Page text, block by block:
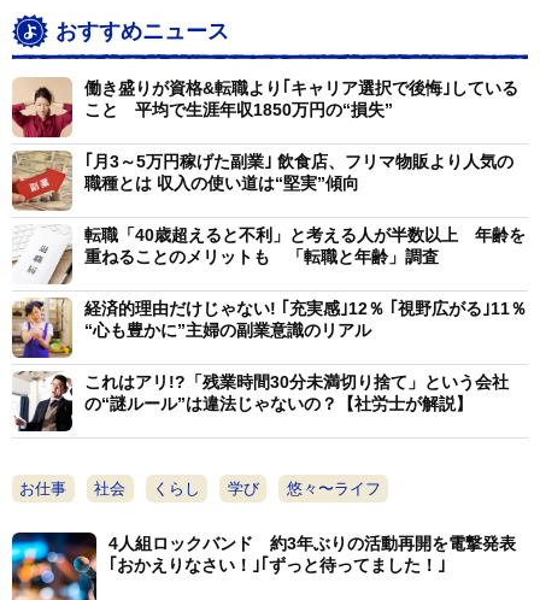
った際に「中々仕事が見つからない」と相談したら、彼
た。
家政婦という仕事は、単に家事を代行するだけではな
く、依頼主の生活の質や安心感を支える責任ある立場で
す。50年近い付き合いになる彼女だからこそ、「この人
なら信用できる」と太鼓判を押して紹介してくれたのだ
と思います。
ー具体的な仕事内容を教えてください
個人宅を兼ねた歯科医院が私の職場です。普段から本業
るよう、身の回りのお世話やさまざまな雑用をこなすの
自宅の掃除、洗濯、買い物といった日常の家事はもちろ
おすすめニュース
働き盛りが資格&転職より｢キャリア選択で後悔｣している
こと 平均で生涯年収1850万円の“損失”
｢月3～5万円稼げた副業｣ 飲食店、フリマ物販より人気の
職種とは 収入の使い道は“堅実”傾向
転職「40歳超えると不利」と考える人が半数以上 年齢を
重ねることのメリットも 「転職と年齢」調査
経済的理由だけじゃない! ｢充実感｣12％ ｢視野広がる｣11％
“心も豊かに”主婦の副業意識のリアル
これはアリ!?「残業時間30分未満切り捨て」という会社
の“謎ルール”は違法じゃないの？【社労士が解説】
お仕事 社会 くらし 学び 悠々〜ライフ
4人組ロックバンド 約3年ぶりの活動再開を電撃発表
｢おかえりなさい！｣｢ずっと待ってました！｣